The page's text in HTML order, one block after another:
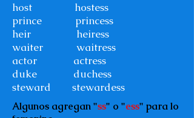
host hostess
prince princess
heir heiress
waiter waitress
actor actress
duke duchess
steward stewardess
Algunos agregan "ss" o "ess" para lo